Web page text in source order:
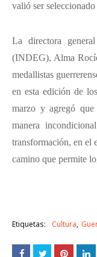
valió ser
La directora
(INDEG), Alma
medallistas
en esta edición de
marzo y agregó
manera
transformación, en el
camino que permite
Etiquetas: Cultura